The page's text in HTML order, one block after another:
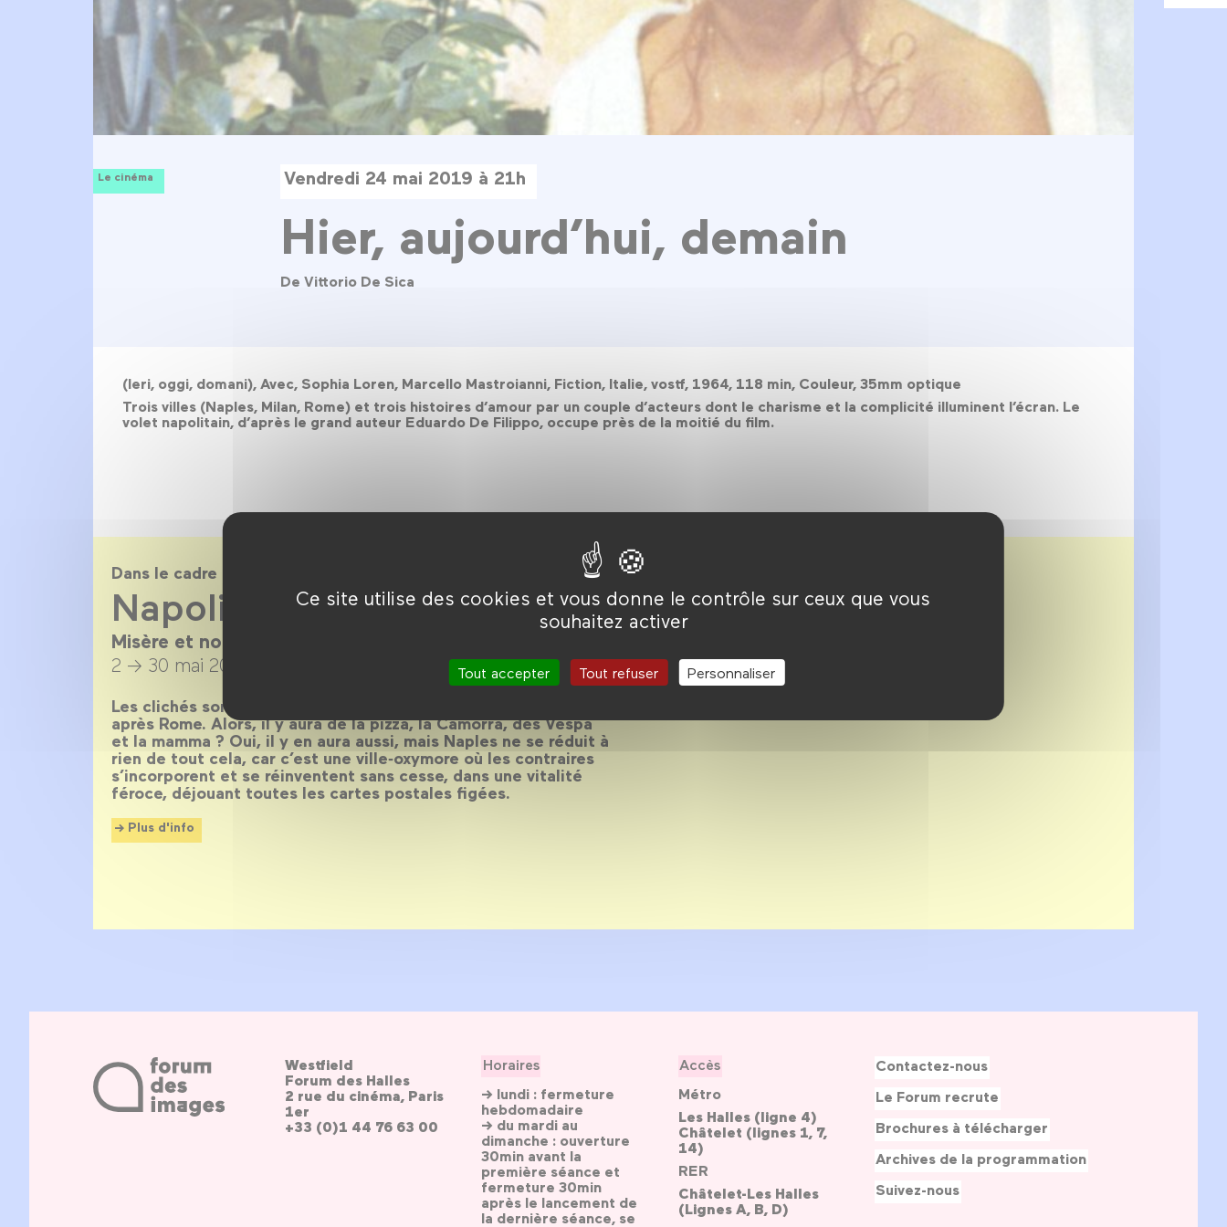
Ce site utilise des cookies et vous donne le contrôle sur ceux que vous
souhaitez activer
Tout accepter Tout refuser Personnaliser
Le cinéma Vendredi 24 mai 2019 à 21h
Hier, aujourd’hui, demain
De Vittorio De Sica
(Ieri, oggi, domani), Avec, Sophia Loren, Marcello Mastroianni, Fiction, Italie, vostf, 1964, 118 min, Couleur, 35mm optique
Trois villes (Naples, Milan, Rome) et trois histoires d’amour par un couple d’acteurs dont le charisme et la complicité illuminent l’écran. Le
volet napolitain, d’après le grand auteur Eduardo De Filippo, occupe près de la moitié du film.
Dans le cadre de
Napoli !
Misère et noblesse en 30 films
2 → 30 mai 2019
Les clichés sont légion sur Naples, la ville la plus filmée d’Italie
après Rome. Alors, il y aura de la pizza, la Camorra, des Vespa
et la mamma ? Oui, il y en aura aussi, mais Naples ne se réduit à
rien de tout cela, car c’est une ville‑oxymore où les contraires
s’incorporent et se réinventent sans cesse, dans une vitalité
féroce, déjouant toutes les cartes postales figées.
Plus d'info
Westfield
Forum des Halles
2 rue du cinéma, Paris
1er
+33 (0)1 44 76 63 00
Horaires
→ lundi : fermeture
hebdomadaire
→ du mardi au
dimanche : ouverture
30min avant la
première séance et
fermeture 30min
après le lancement de
la dernière séance, se
Accès
Métro
Les Halles (ligne 4)
Châtelet (lignes 1, 7,
14)
RER
Châtelet-Les Halles
(Lignes A, B, D)
Contactez-nous
Le Forum recrute
Brochures à télécharger
Archives de la programmation
Suivez-nous